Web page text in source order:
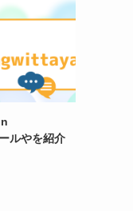
ルやを紹介